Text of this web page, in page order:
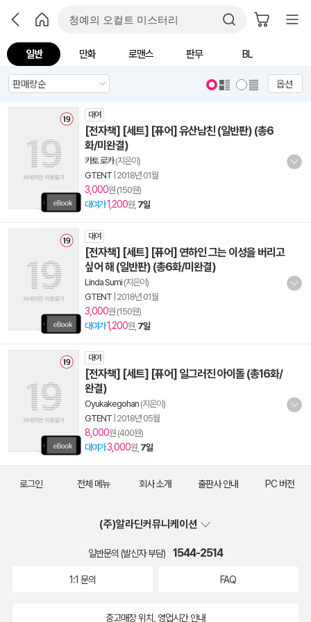
일반 만화 로맨스 판무 BL
옵션
대여
[전자책] [세트] [퓨어] 유산남친 (일반판) (총6
화/미완결)
카토 로카(지은이)
GTENT 2018년 01월
3,000원 (150원)
대여가1,200원, 7일
대여
[전자책] [세트] [퓨어] 연하인 그는 이성을 버리고
싶어 해 (일반판) (총6화/미완결)
Linda Sumi (지은이)
GTENT 2018년 01월
3,000원 (150원)
대여가1,200원, 7일
대여
[전자책] [세트] [퓨어] 일그러진 아이돌 (총16화/
완결)
Oyukakegohan (지은이)
GTENT 2018년 05월
8,000원 (400원)
대여가3,000원, 7일
로그인 전체 메뉴 회사 소개 출판사 안내 PC 버전
(주)알라딘커뮤니케이션
일반문의 (발신자 부담) 1544-2514
1:1 문의 FAQ
중고매장 위치, 영업시간 안내